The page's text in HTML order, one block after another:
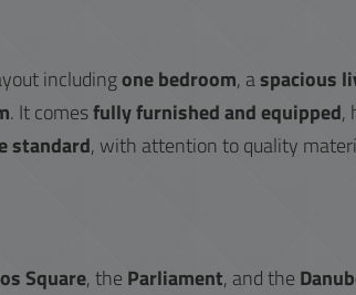
includingone bedroom, aspacious
. It comesfully furnished and equipped,
standard, with attention to quality
Square, the Parliament, and the